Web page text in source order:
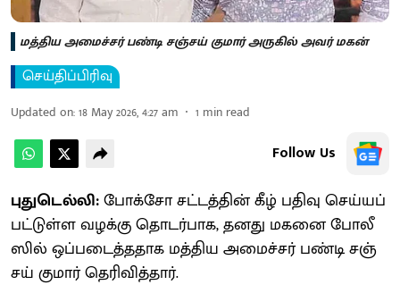
மத்​திய அமைச்​சர் பண்டி சஞ்சய் குமார் அருகில் அவர் மகன்
செய்திப்பிரிவு
Updated on:18 May 2026, 4:27 am 1 min read
Follow Us
புதுடெல்லி:​போக்சோ சட்​டத்​தின் கீழ் பதிவு செய்​யப்​
பட்​டுள்ள வழக்கு தொடர்​பாக, தனது மகனை போலீ​
ஸில் ஒப்​படைத்ததாக மத்​திய அமைச்​சர் பண்டி சஞ்​
சய் குமார் தெரி​வித்​தார்.